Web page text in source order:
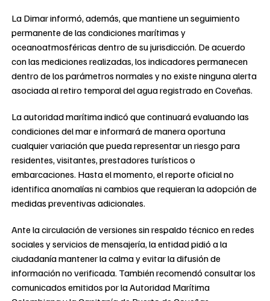
La Dimar informó, además, que mantiene un seguimiento
permanente de las condiciones marítimas y
oceanoatmosféricas dentro de su jurisdicción. De acuerdo
con las mediciones realizadas, los indicadores permanecen
dentro de los parámetros normales y no existe ninguna alerta
asociada al retiro temporal del agua registrado en Coveñas.
La autoridad marítima indicó que continuará evaluando las
condiciones del mar e informará de manera oportuna
cualquier variación que pueda representar un riesgo para
residentes, visitantes, prestadores turísticos o
embarcaciones. Hasta el momento, el reporte oficial no
identifica anomalías ni cambios que requieran la adopción de
medidas preventivas adicionales.
Ante la circulación de versiones sin respaldo técnico en redes
sociales y servicios de mensajería, la entidad pidió a la
ciudadanía mantener la calma y evitar la difusión de
información no verificada. También recomendó consultar los
comunicados emitidos por la Autoridad Marítima